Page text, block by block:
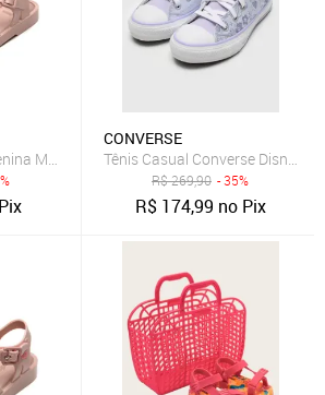
Mel Possession Nude
CONVERSE
R$269,90 - 35%
R$ 174,99 no Pix